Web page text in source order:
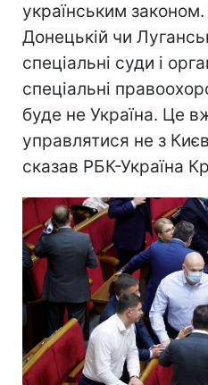
українським
Донецькій чи
спеціальні суди і
спеціальні
буде не Україна. Це
управлятися не з
сказав РБК-Україна